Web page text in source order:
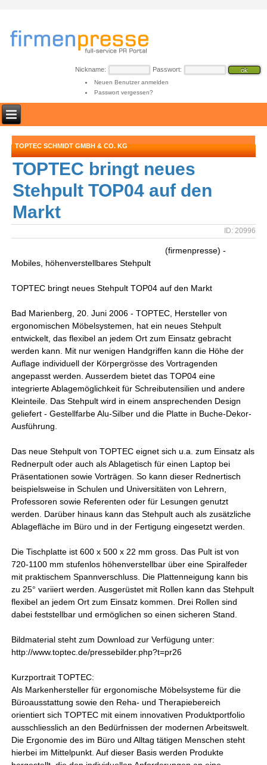
Nickname: Passwort:
Neuen Benutzer anmelden
Passwort vergessen?
TOPTEC SCHMIDT GMBH & CO. KG
TOPTEC bringt neues
Stehpult TOP04 auf den
Markt
ID: 20996
(firmenpresse) -
Mobiles, höhenverstellbares Stehpult
TOPTEC bringt neues Stehpult TOP04 auf den Markt
Bad Marienberg, 20. Juni 2006 - TOPTEC, Hersteller von
ergonomischen Möbelsystemen, hat ein neues Stehpult
entwickelt, das flexibel an jedem Ort zum Einsatz gebracht
werden kann. Mit nur wenigen Handgriffen kann die Höhe der
Auflage individuell der Körpergrösse des Vortragenden
angepasst werden. Ausserdem bietet das TOP04 eine
integrierte Ablagemöglichkeit für Schreibutensilien und andere
Kleinteile. Das Stehpult wird in einem ansprechenden Design
geliefert - Gestellfarbe Alu-Silber und die Platte in Buche-Dekor-
Ausführung.
Das neue Stehpult von TOPTEC eignet sich u.a. zum Einsatz als
Rednerpult oder auch als Ablagetisch für einen Laptop bei
Präsentationen sowie Vorträgen. So kann dieser Rednertisch
beispielsweise in Schulen und Universitäten von Lehrern,
Professoren sowie Referenten oder für Lesungen genutzt
werden. Darüber hinaus kann das Stehpult auch als zusätzliche
Ablagefläche im Büro und in der Fertigung eingesetzt werden.
Die Tischplatte ist 600 x 500 x 22 mm gross. Das Pult ist von
720-1100 mm stufenlos höhenverstellbar über eine Spiralfeder
mit praktischem Spannverschluss. Die Plattenneigung kann bis
zu 25° variiert werden. Ausgerüstet mit Rollen kann das Stehpult
flexibel an jedem Ort zum Einsatz kommen. Drei Rollen sind
dabei feststellbar und ermöglichen so einen sicheren Stand.
Bildmaterial steht zum Download zur Verfügung unter:
http://www.toptec.de/pressebilder.php?t=pr26
Kurzportrait TOPTEC:
Als Markenhersteller für ergonomische Möbelsysteme für die
Büroausstattung sowie den Reha- und Therapiebereich
orientiert sich TOPTEC mit einem innovativen Produktportfolio
ausschliesslich an den Bedürfnissen der modernen Arbeitswelt.
Die Ergonomie des im Büro und Alltag tätigen Menschen steht
hierbei im Mittelpunkt. Auf dieser Basis werden Produkte